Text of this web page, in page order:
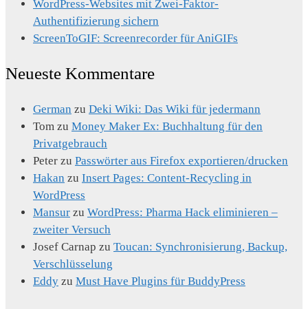
WordPress-Websites mit Zwei-Faktor-
Authentifizierung sichern
ScreenToGIF: Screenrecorder für AniGIFs
Neueste Kommentare
German zu Deki Wiki: Das Wiki für jedermann
Tom zu Money Maker Ex: Buchhaltung für den
Privatgebrauch
Peter zu Passwörter aus Firefox exportieren/drucken
Hakan zu Insert Pages: Content-Recycling in
WordPress
Mansur zu WordPress: Pharma Hack eliminieren –
zweiter Versuch
Josef Carnap zu Toucan: Synchronisierung, Backup,
Verschlüsselung
Eddy zu Must Have Plugins für BuddyPress